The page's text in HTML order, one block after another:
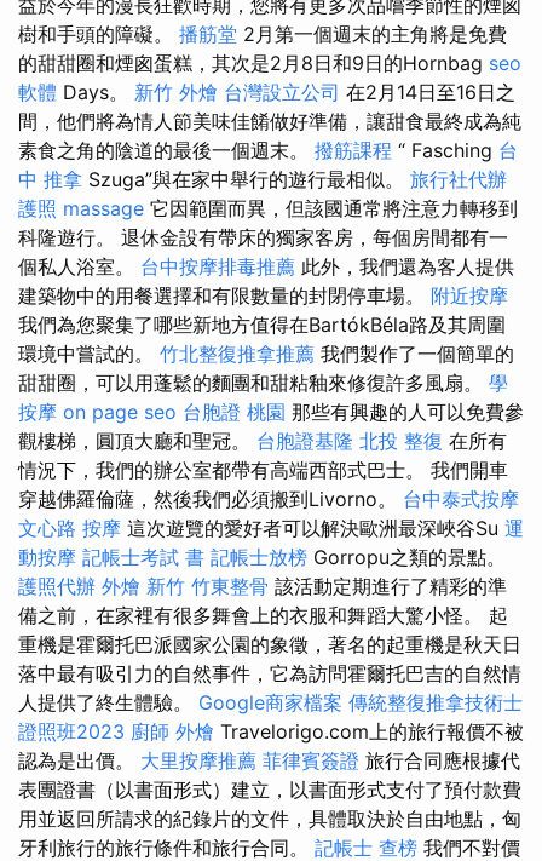
益於今年的漫長狂歡時期，您將有更多次品嚐季節性的煙囪
樹和手頭的障礙。 播筋堂 2月第一個週末的主角將是免費
的甜甜圈和煙囪蛋糕，其次是2月8日和9日的Hornbag seo
軟體 Days。 新竹 外燴 台灣設立公司 在2月14日至16日之
間，他們將為情人節美味佳餚做好準備，讓甜食最終成為純
素食之角的陰道的最後一個週末。 撥筋課程 “ Fasching 台
中 推拿 Szuga”與在家中舉行的遊行最相似。 旅行社代辦
護照 massage 它因範圍而異，但該國通常將注意力轉移到
科隆遊行。 退休金設有帶床的獨家客房，每個房間都有一
個私人浴室。 台中按摩排毒推薦 此外，我們還為客人提供
建築物中的用餐選擇和有限數量的封閉停車場。 附近按摩
我們為您聚集了哪些新地方值得在BartókBéla路及其周圍
環境中嘗試的。 竹北整復推拿推薦 我們製作了一個簡單的
甜甜圈，可以用蓬鬆的麵團和甜粘釉來修復許多風扇。 學
按摩 on page seo 台胞證 桃園 那些有興趣的人可以免費參
觀樓梯，圓頂大廳和聖冠。 台胞證基隆 北投 整復 在所有
情況下，我們的辦公室都帶有高端西部式巴士。 我們開車
穿越佛羅倫薩，然後我們必須搬到Livorno。 台中泰式按摩
文心路 按摩 這次遊覽的愛好者可以解決歐洲最深峽谷Su 運
動按摩 記帳士考試 書 記帳士放榜 Gorropu之類的景點。
護照代辦 外燴 新竹 竹東整骨 該活動定期進行了精彩的準
備之前，在家裡有很多舞會上的衣服和舞蹈大驚小怪。 起
重機是霍爾托巴派國家公園的象徵，著名的起重機是秋天日
落中最有吸引力的自然事件，它為訪問霍爾托巴吉的自然情
人提供了終生體驗。 Google商家檔案 傳統整復推拿技術士
證照班2023 廚師 外燴 Travelorigo.com上的旅行報價不被
認為是出價。 大里按摩推薦 菲律賓簽證 旅行合同應根據代
表團證書（以書面形式）建立，以書面形式支付了預付款費
用並返回所請求的紀錄片的文件，具體取決於自由地點，匈
牙利旅行的旅行條件和旅行合同。 記帳士 查榜 我們不對價